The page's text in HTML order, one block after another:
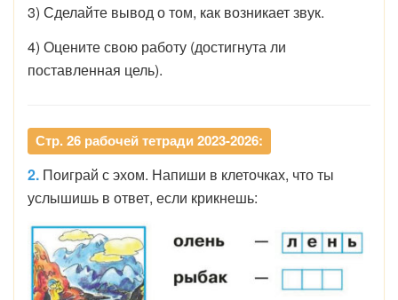
3) Сделайте вывод о том, как возникает звук.
4) Оцените свою работу (достигнута ли
поставленная цель).
Стр. 26 рабочей тетради 2023-2026:
2. Поиграй с эхом. Напиши в клеточках, что ты
услышишь в ответ, если крикнешь: